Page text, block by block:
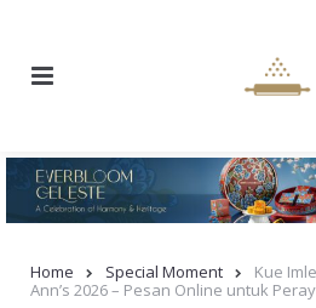
Home Special Moment
Kue
Ann’s 2026 – Pesan Online untuk